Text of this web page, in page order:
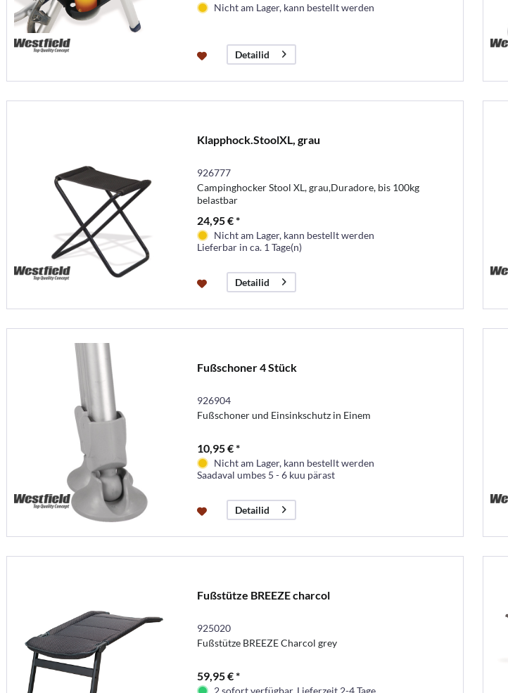
Nicht am Lager, kann bestellt werden
Detailid
Klapphock.StoolXL, grau
926777
Campinghocker Stool XL, grau,Duradore, bis 100kg
belastbar
24,95 € *
Nicht am Lager, kann bestellt werden
Lieferbar in ca. 1 Tage(n)
Detailid
Fußschoner 4 Stück
926904
Fußschoner und Einsinkschutz in Einem
10,95 € *
Nicht am Lager, kann bestellt werden
Saadaval umbes 5 - 6 kuu pärast
Detailid
Fußstütze BREEZE charcol
925020
Fußstütze BREEZE Charcol grey
59,95 € *
2 sofort verfügbar. Lieferzeit 2-4 Tage.